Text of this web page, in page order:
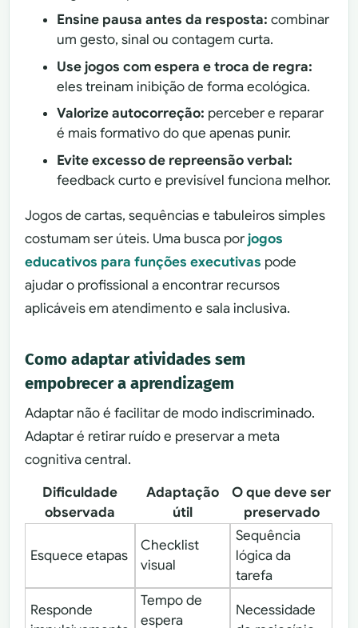
Ensine pausa antes da resposta: combinar
um gesto, sinal ou contagem curta.
Use jogos com espera e troca de regra:
eles treinam inibição de forma ecológica.
Valorize autocorreção: perceber e reparar
é mais formativo do que apenas punir.
Evite excesso de repreensão verbal:
feedback curto e previsível funciona melhor.
Jogos de cartas, sequências e tabuleiros simples
costumam ser úteis. Uma busca porjogos
educativos para funções executivas pode
ajudar o profissional a encontrar recursos
aplicáveis em atendimento e sala inclusiva.
Como adaptar atividades sem
empobrecer a aprendizagem
Adaptar não é facilitar de modo indiscriminado.
Adaptar é retirar ruído e preservar a meta
cognitiva central.
Dificuldade
observada
Adaptação
útil
O que deve ser
preservado
Esquece etapas
Checklist
visual
Sequência
lógica da
tarefa
Responde
Tempo de
espera
Necessidade